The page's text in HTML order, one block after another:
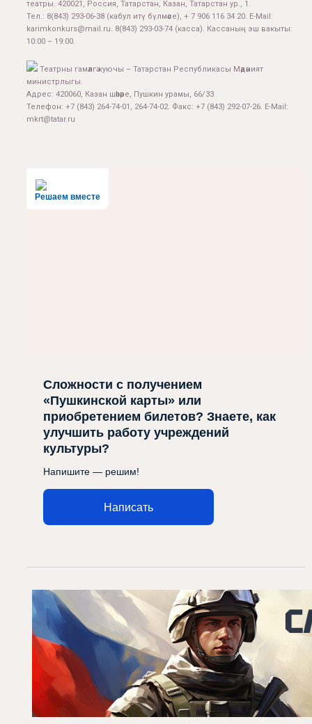
театры. 420021, Россия, Татарстан, Казан, Татарстан ур., 1.
Тел.: 8(843) 293-06-38 (кабул итү бүлмәсе), + 7 906 116 34 20. E-Mail:
karimkonkurs@mail.ru. 8(843) 293-03-74 (касса). Кассаның эш вакыты:
10:00 – 19:00.
Театрны гамәлгә куючы – Татарстан Республикасы Мәдәният
министрлыгы.
Адрес: 420060, Казан шәһәре, Пушкин урамы, 66/33
Телефон: +7 (843) 264-74-01, 264-74-02. Факс: +7 (843) 292-07-26. E-Mail:
mkrt@tatar.ru
Решаем вместе
Сложности с получением
«Пушкинской карты» или
приобретением билетов? Знаете, как
улучшить работу учреждений
культуры?
Напишите — решим!
Написать